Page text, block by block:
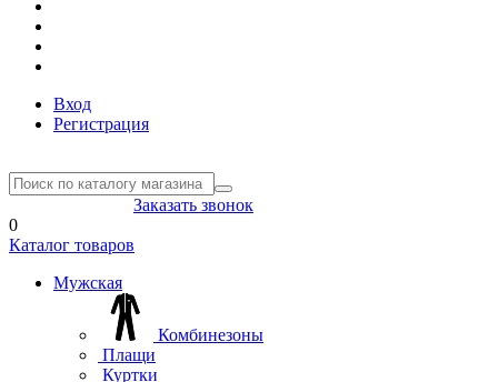
Вход
Регистрация
Заказать звонок
0
Каталог товаров
Мужская
Комбинезоны
Плащи
Куртки